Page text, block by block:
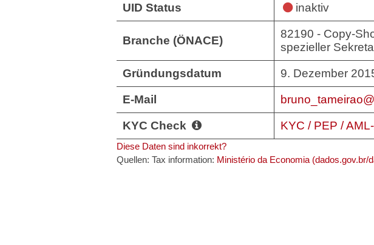
UID Status inaktiv
Branche (ÖNACE)
82190 - Copy-
spezieller
Gründungsdatum 9. Dezember
E-Mail
KYC Check KYC / PEP /
Diese Daten sind inkorrekt?
Quellen: Tax information: Ministério da Economia